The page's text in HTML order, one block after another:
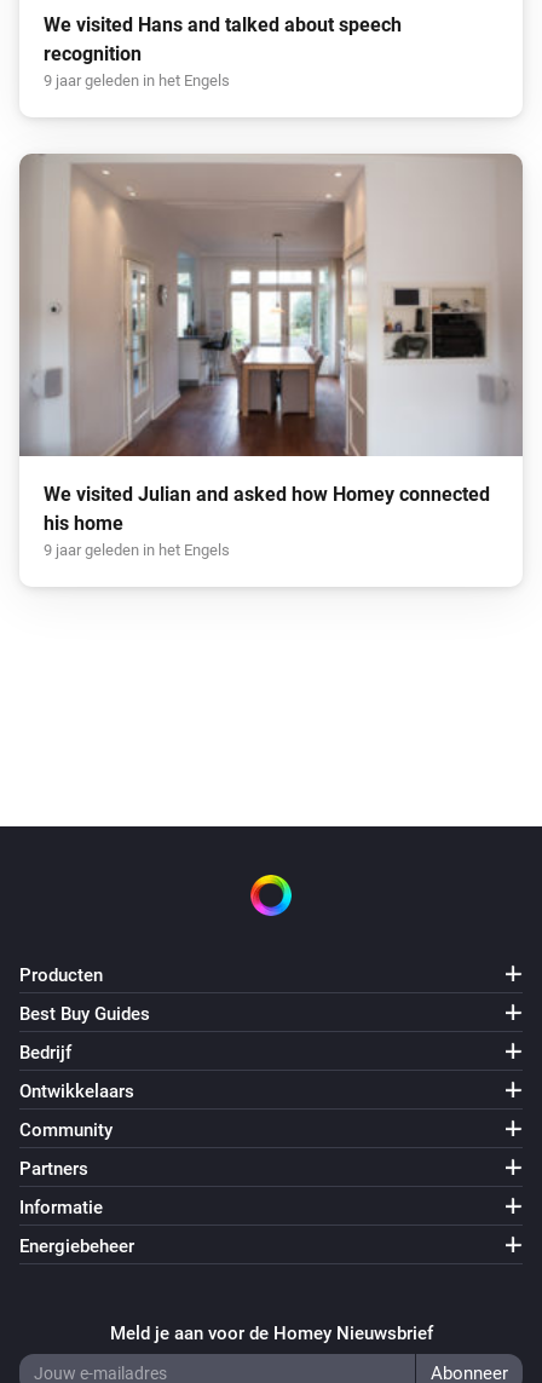
We visited Hans and talked about speech
recognition
9 jaar geleden in het Engels
We visited Julian and asked how Homey connected
his home
9 jaar geleden in het Engels
Producten
Best Buy Guides
Bedrijf
Ontwikkelaars
Community
Partners
Informatie
Energiebeheer
Meld je aan voor de Homey Nieuwsbrief